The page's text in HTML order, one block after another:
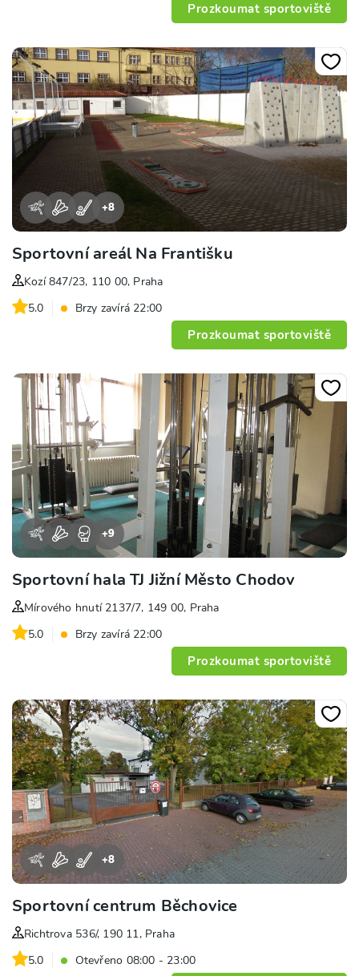
Prozkoumat sportoviště
+8
Sportovní areál Na Františku
Kozí 847/23, 110 00, Praha
5.0
Brzy zavírá 22:00
Prozkoumat sportoviště
+9
Sportovní hala TJ Jižní Město Chodov
Mírového hnutí 2137/7, 149 00, Praha
5.0
Brzy zavírá 22:00
Prozkoumat sportoviště
+8
Sportovní centrum Běchovice
Richtrova 536/, 190 11, Praha
5.0
Otevřeno 08:00 - 23:00